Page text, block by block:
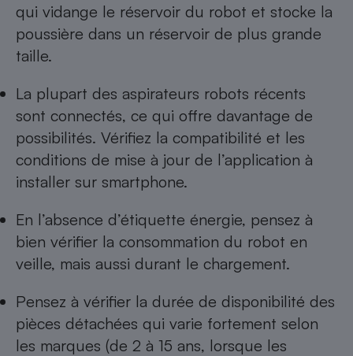
qui vidange le réservoir du robot et stocke la
poussière dans un réservoir de plus grande
taille.
La plupart des aspirateurs robots récents
sont connectés, ce qui offre davantage de
possibilités. Vérifiez la compatibilité et les
conditions de mise à jour de l’application à
installer sur smartphone.
En l’absence d’étiquette énergie, pensez à
bien vérifier la consommation du robot en
veille, mais aussi durant le chargement.
Pensez à vérifier la durée de disponibilité des
pièces détachées qui varie fortement selon
les marques (de 2 à 15 ans, lorsque les